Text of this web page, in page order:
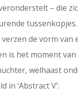
– die
de vorm
is het moment
welhaast
‘Abstract V’: